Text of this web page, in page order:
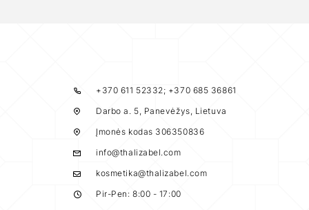
+370 611 52332; +370 685 36861
Darbo a. 5, Panevėžys, Lietuva
Įmonės kodas 306350836
info@thalizabel.com
kosmetika@thalizabel.com
Pir-Pen: 8:00 - 17:00